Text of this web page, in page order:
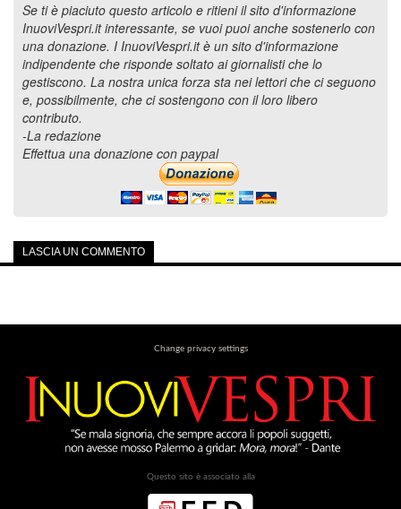
Se ti è piaciuto questo articolo e ritieni il sito d'informazione
InuoviVespri.it interessante, se vuoi puoi anche sostenerlo con
una donazione. I InuoviVespri.it è un sito d'informazione
indipendente che risponde soltato ai giornalisti che lo
gestiscono. La nostra unica forza sta nei lettori che ci seguono
e, possibilmente, che ci sostengono con il loro libero
contributo.
-La redazione
Effettua una donazione con paypal
LASCIA UN COMMENTO
Change privacy settings
Questo sito è associato alla